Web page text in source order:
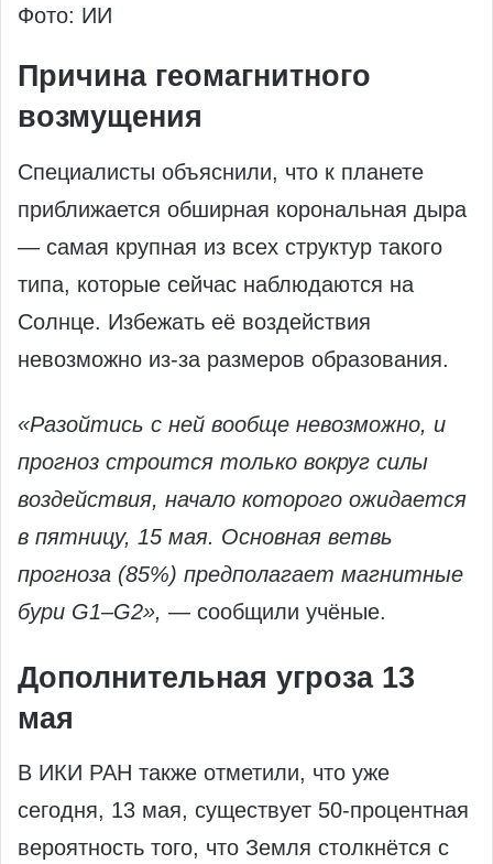
Фото: ИИ
Причина геомагнитного
возмущения
Специалисты объяснили, что к планете
приближается обширная корональная дыра
— самая крупная из всех структур такого
типа, которые сейчас наблюдаются на
Солнце. Избежать её воздействия
невозможно из-за размеров образования.
«Разойтись с ней вообще невозможно, и
прогноз строится только вокруг силы
воздействия, начало которого ожидается
в пятницу, 15 мая. Основная ветвь
прогноза (85%) предполагает магнитные
бури G1–G2», — сообщили учёные.
Дополнительная угроза 13
мая
В ИКИ РАН также отметили, что уже
сегодня, 13 мая, существует 50-процентная
вероятность того, что Земля столкнётся с